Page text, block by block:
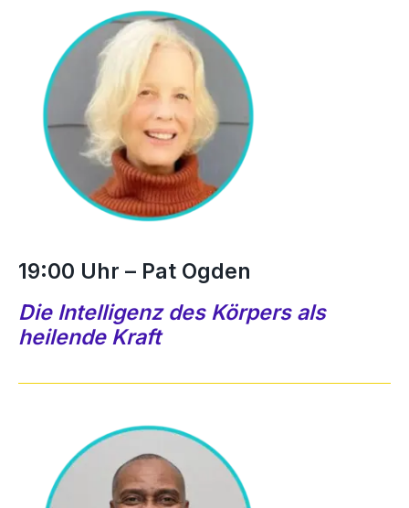
19:00 Uhr – Pat Ogden
Die Intelligenz des Körpers als
heilende Kraft